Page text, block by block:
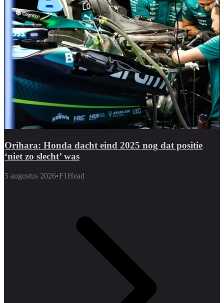
Orihara: Honda dacht eind 2025 nog dat positie
‘niet zo slecht’ was
5 augustus 2026•F1Head